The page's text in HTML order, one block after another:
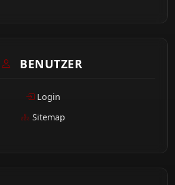
BENUTZER
Login
Sitemap